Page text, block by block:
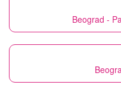
Beograd -